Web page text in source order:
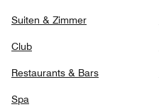
Suiten & Zimmer
Club
Restaurants & Bars
Spa